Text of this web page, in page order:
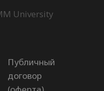
University
Публичный
договор